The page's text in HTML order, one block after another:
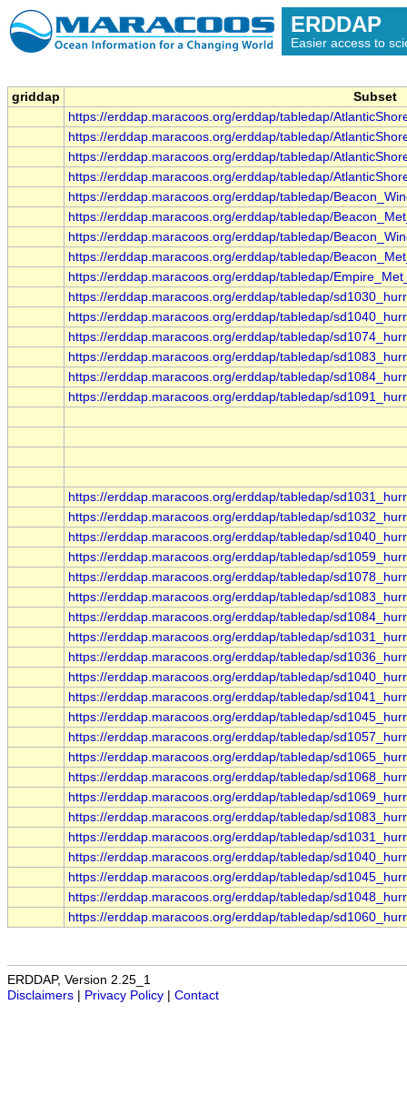
ERDDAP
Easier access to
griddap
Subset
https://erddap.maracoos.org/erddap/tabledap/
https://erddap.maracoos.org/erddap/tabledap/
https://erddap.maracoos.org/erddap/tabledap/
https://erddap.maracoos.org/erddap/tabledap/
https://erddap.maracoos.org/erddap/tabledap/
https://erddap.maracoos.org/erddap/tabledap/
https://erddap.maracoos.org/erddap/tabledap/
https://erddap.maracoos.org/erddap/tabledap/
https://erddap.maracoos.org/erddap/tabledap/
https://erddap.maracoos.org/erddap/tabledap/
https://erddap.maracoos.org/erddap/tabledap/
https://erddap.maracoos.org/erddap/tabledap/
https://erddap.maracoos.org/erddap/tabledap/
https://erddap.maracoos.org/erddap/tabledap/
https://erddap.maracoos.org/erddap/tabledap/
https://erddap.maracoos.org/erddap/tabledap/
https://erddap.maracoos.org/erddap/tabledap/
https://erddap.maracoos.org/erddap/tabledap/
https://erddap.maracoos.org/erddap/tabledap/
https://erddap.maracoos.org/erddap/tabledap/
https://erddap.maracoos.org/erddap/tabledap/
https://erddap.maracoos.org/erddap/tabledap/
https://erddap.maracoos.org/erddap/tabledap/
https://erddap.maracoos.org/erddap/tabledap/
https://erddap.maracoos.org/erddap/tabledap/
https://erddap.maracoos.org/erddap/tabledap/
https://erddap.maracoos.org/erddap/tabledap/
https://erddap.maracoos.org/erddap/tabledap/
https://erddap.maracoos.org/erddap/tabledap/
https://erddap.maracoos.org/erddap/tabledap/
https://erddap.maracoos.org/erddap/tabledap/
https://erddap.maracoos.org/erddap/tabledap/
https://erddap.maracoos.org/erddap/tabledap/
https://erddap.maracoos.org/erddap/tabledap/
https://erddap.maracoos.org/erddap/tabledap/
https://erddap.maracoos.org/erddap/tabledap/
https://erddap.maracoos.org/erddap/tabledap/
ERDDAP, Version 2.25_1
Disclaimers | Privacy Policy | Contact